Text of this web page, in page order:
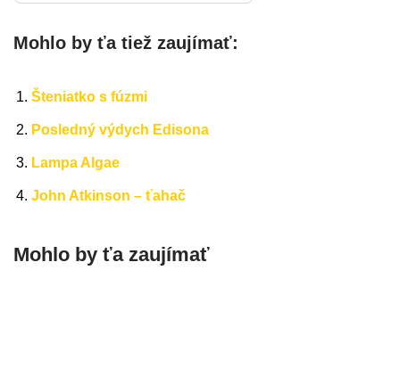
Mohlo by ťa tiež zaujímať:
Šteniatko s fúzmi
Posledný výdych Edisona
Lampa Algae
John Atkinson – ťahač
Mohlo by ťa zaujímať